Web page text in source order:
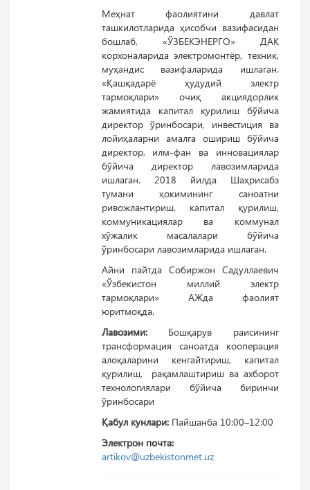
Меҳнат фаолиятини давлат
ташкилотларида ҳисобчи вазифасидан
бошлаб, «ЎЗБЕКЭНЕРГО» ДАК
корхоналарида электромонтёр, техник,
муҳандис вазифаларида ишлаган.
«Қашқадарё ҳудудий электр
тармоқлари» очиқ акциядорлик
жамиятида капитал қурилиш бўйича
директор ўринбосари, инвестиция ва
лойиҳаларни амалга ошириш бўйича
директор, илм-фан ва инновациялар
бўйича директор лавозимларида
ишлаган. 2018 йилда Шаҳрисабз
тумани ҳокимининг саноатни
ривожлантириш, капитал қурилиш,
коммуникациялар ва коммунал
хўжалик масалалари бўйича
ўринбосари лавозимларида ишлаган.
Айни пайтда Собиржон Садуллаевич
«Ўзбекистон миллий электр
тармоқлари» АЖда фаолият
юритмоқда.
Лавозими:Бошқарув раисининг
трансформация саноатда кооперация
алоқаларини кенгайтириш, капитал
қурилиш, рақамлаштириш ва ахборот
технологиялари бўйича биринчи
ўринбосари
Қабул кунлари:Пайшанба 10:00–12:00
Электрон почта:
artikov@uzbekistonmet.uz